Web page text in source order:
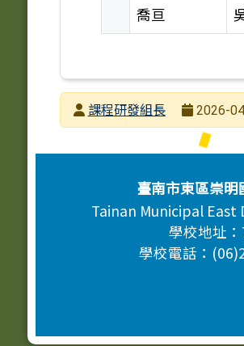
喬亘
發布者課程研發組長
2026-
頁尾區域內容
臺南市東區崇明
Tainan Municipal
學校地址
學校電話：